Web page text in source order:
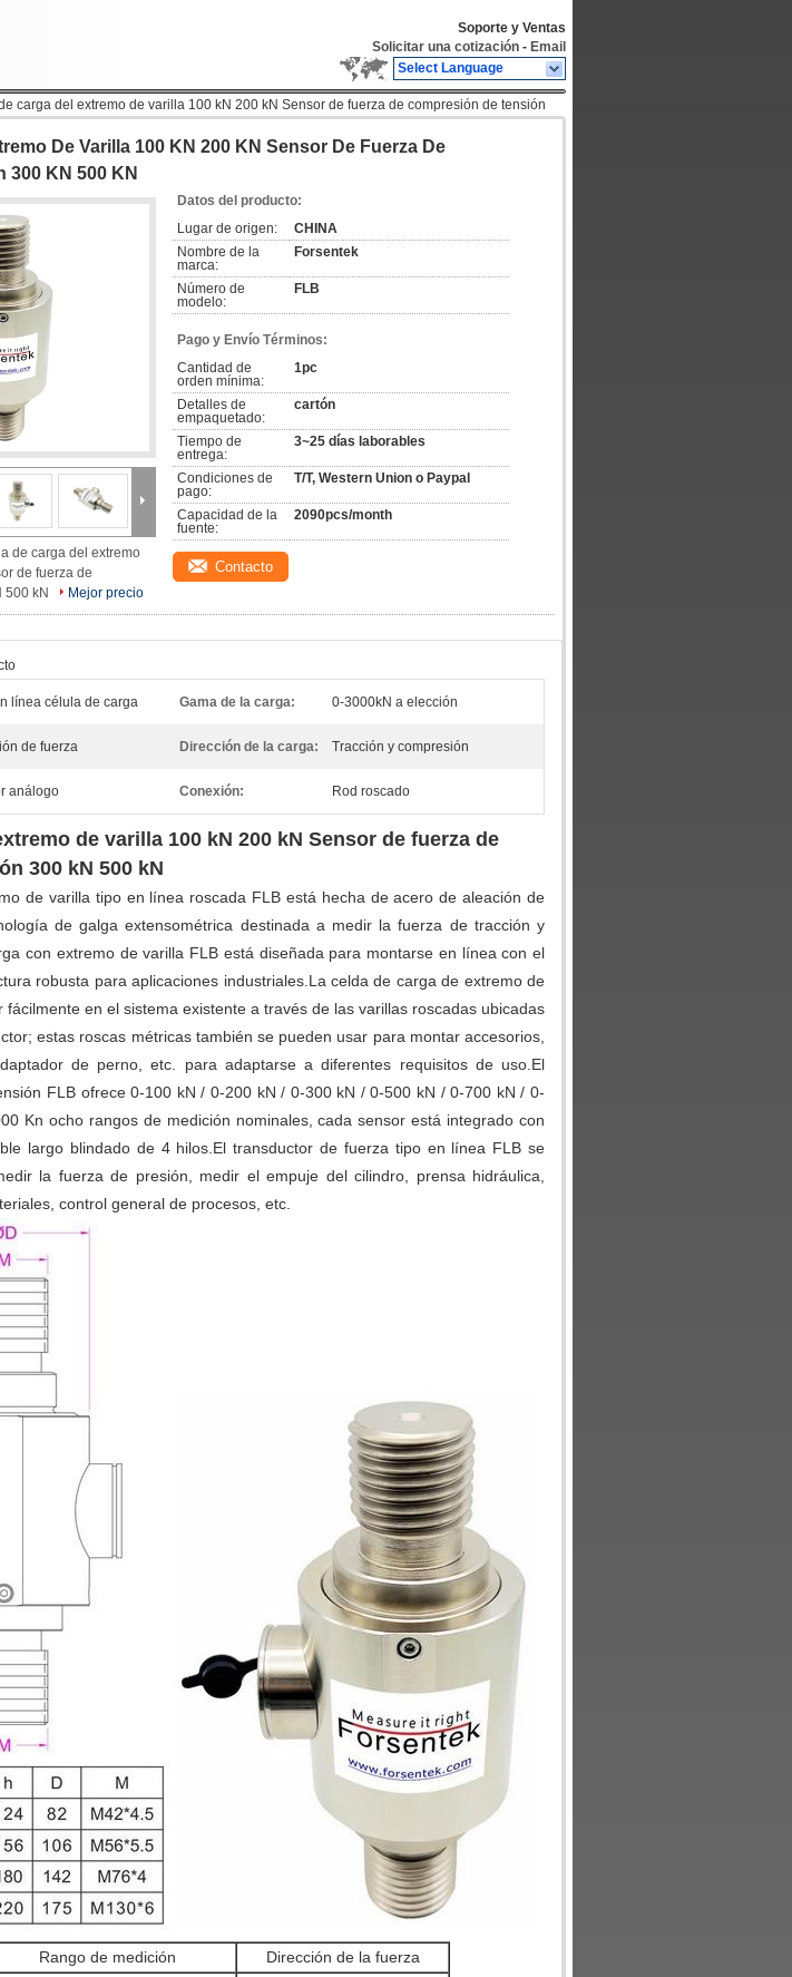
Soporte y Ventas
Solicitar una cotización - Email
Select Language
carga del extremo de varilla 100 kN 200 kN Sensor de fuerza de compresión de tensión
De Varilla 100 KN 200 KN Sensor De Fuerza De
300 KN 500 KN
de carga del extremo
de fuerza de
500 kN
Mejor precio
Datos del producto:
Lugar de origen:
CHINA
Nombre de la
marca:
Forsentek
Número de
modelo:
FLB
Pago y Envío Términos:
Cantidad de
orden mínima:
1pc
Detalles de
empaquetado:
cartón
Tiempo de
entrega:
3~25 días laborables
Condiciones de
pago:
T/T, Western Union o Paypal
Capacidad de la
fuente:
2090pcs/month
Contacto
línea célula de carga Gama de la carga: 0-3000kN a elección
de fuerza Dirección de la carga: Tracción y compresión
análogo Conexión: Rod roscado
de varilla 100 kN 200 kN Sensor de fuerza de
300 kN 500 kN
de varilla tipo en línea roscada FLB está hecha de acero de aleación de
de galga extensométrica destinada a medir la fuerza de tracción y
con extremo de varilla FLB está diseñada para montarse en línea con el
robusta para aplicaciones industriales.La celda de carga de extremo de
en el sistema existente a través de las varillas roscadas ubicadas
estas roscas métricas también se pueden usar para montar accesorios,
de perno, etc. para adaptarse a diferentes requisitos de uso.El
FLB ofrece 0-100 kN / 0-200 kN / 0-300 kN / 0-500 kN / 0-700 kN / 0-
Kn ocho rangos de medición nominales, cada sensor está integrado con
largo blindado de 4 hilos.El transductor de fuerza tipo en línea FLB se
la fuerza de presión, medir el empuje del cilindro, prensa hidráulica,
control general de procesos, etc.
Rango de medición
Dirección de la fuerza